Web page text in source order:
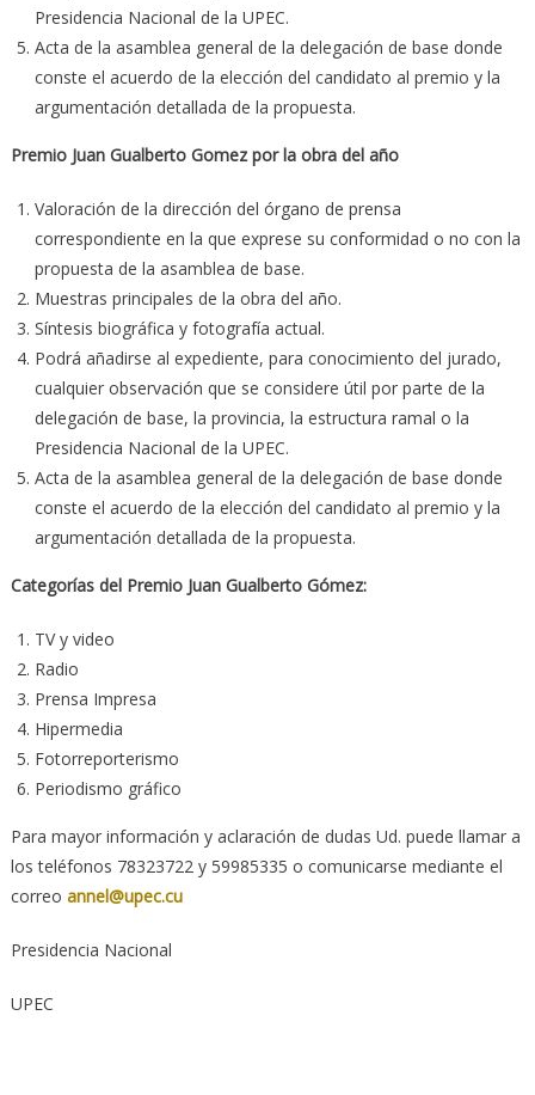
Presidencia Nacional de la UPEC.
Acta de la asamblea general de la delegación de base donde
conste el acuerdo de la elección del candidato al premio y la
argumentación detallada de la propuesta.
Premio Juan Gualberto Gomez por la obra del año
Valoración de la dirección del órgano de prensa
correspondiente en la que exprese su conformidad o no con la
propuesta de la asamblea de base.
Muestras principales de la obra del año.
Síntesis biográfica y fotografía actual.
Podrá añadirse al expediente, para conocimiento del jurado,
cualquier observación que se considere útil por parte de la
delegación de base, la provincia, la estructura ramal o la
Presidencia Nacional de la UPEC.
Acta de la asamblea general de la delegación de base donde
conste el acuerdo de la elección del candidato al premio y la
argumentación detallada de la propuesta.
Categorías del Premio Juan Gualberto Gómez:
TV y video
Radio
Prensa Impresa
Hipermedia
Fotorreporterismo
Periodismo gráfico
Para mayor información y aclaración de dudas Ud. puede llamar a
los teléfonos 78323722 y 59985335 o comunicarse mediante el
correo annel@upec.cu
Presidencia Nacional
UPEC